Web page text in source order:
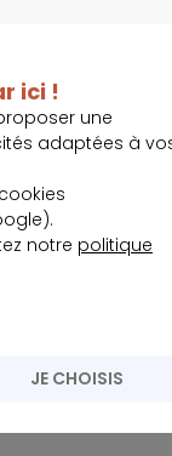
de
du
l’avantage
les ventes
ayant
ici !
une
adaptées à
notre politique
JE CHOISIS